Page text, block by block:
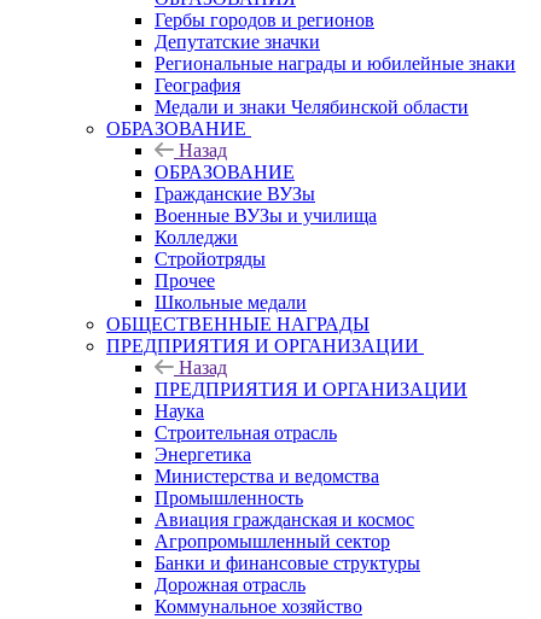
Гербы городов и регионов
Депутатские значки
Региональные награды и юбилейные знаки
География
Медали и знаки Челябинской области
ОБРАЗОВАНИЕ
Назад
ОБРАЗОВАНИЕ
Гражданские ВУЗы
Военные ВУЗы и училища
Колледжи
Стройотряды
Прочее
Школьные медали
ОБЩЕСТВЕННЫЕ НАГРАДЫ
ПРЕДПРИЯТИЯ И ОРГАНИЗАЦИИ
Назад
ПРЕДПРИЯТИЯ И ОРГАНИЗАЦИИ
Наука
Строительная отрасль
Энергетика
Министерства и ведомства
Промышленность
Авиация гражданская и космос
Агропромышленный сектор
Банки и финансовые структуры
Дорожная отрасль
Коммунальное хозяйство